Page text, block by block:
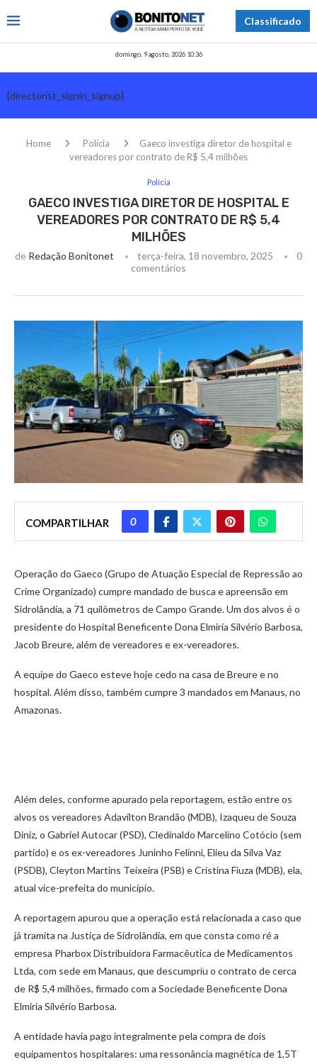
Classificado
domingo, 9 agosto, 2026 10:36
[directorist_signin_signup]
Home Polícia
Gaeco investiga diretor de hospital e
vereadores por contrato de R$ 5,4 milhões
Polícia
GAECO INVESTIGA DIRETOR DE HOSPITAL E
VEREADORES POR CONTRATO DE R$ 5,4
MILHÕES
de Redação Bonitonet terça-feira, 18 novembro, 2025
0
comentários
COMPARTILHAR 0
Operação do Gaeco (Grupo de Atuação Especial de Repressão ao
Crime Organizado) cumpre mandado de busca e apreensão em
Sidrolândia, a 71 quilômetros de Campo Grande. Um dos alvos é o
presidente do Hospital Beneficente Dona Elmiria Silvério Barbosa,
Jacob Breure, além de vereadores e ex-vereadores.
A equipe do Gaeco esteve hoje cedo na casa de Breure e no
hospital. Além disso, também cumpre 3 mandados em Manaus, no
Amazonas.
Além deles, conforme apurado pela reportagem, estão entre os
alvos os vereadores Adavilton Brandão (MDB), Izaqueu de Souza
Diniz, o Gabriel Autocar (PSD), Cledinaldo Marcelino Cotócio (sem
partido) e os ex-vereadores Juninho Felinni, Elieu da Silva Vaz
(PSDB), Cleyton Martins Teixeira (PSB) e Cristina Fiuza (MDB), ela,
atual vice-prefeita do município.
A reportagem apurou que a operação está relacionada a caso que
já tramita na Justiça de Sidrolândia, em que consta como ré a
empresa Pharbox Distribuidora Farmacêutica de Medicamentos
Ltda, com sede em Manaus, que descumpriu o contrato de cerca
de R$ 5,4 milhões, firmado com a Sociedade Beneficente Dona
Elmiria Silvério Barbosa.
A entidade havia pago integralmente pela compra de dois
equipamentos hospitalares: uma ressonância magnética de 1,5T